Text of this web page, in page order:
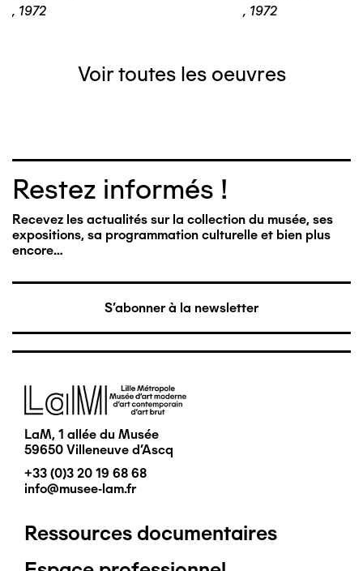
, 1972
, 1972
Voir toutes les oeuvres
Restez informés !
Recevez les actualités sur la collection du musée, ses
expositions, sa programmation culturelle et bien plus
encore…
S'abonner à la newsletter
Image
LaM, 1 allée du Musée
59650 Villeneuve d'Ascq
+33 (0)3 20 19 68 68
info@musee-lam.fr
Pied
Ressources documentaires